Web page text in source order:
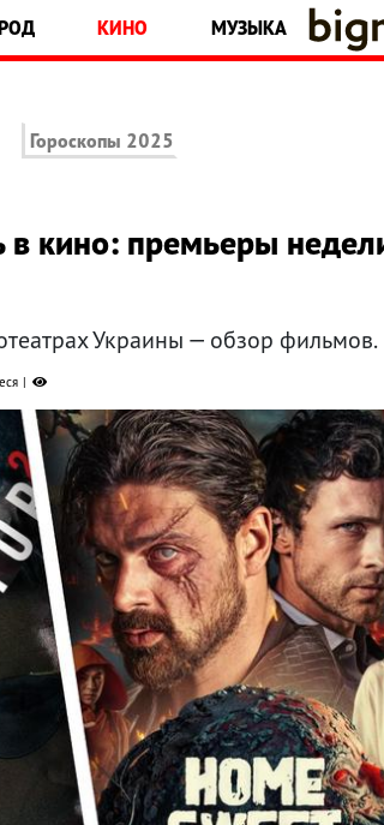
КИНО МУЗЫКА
Гороскопы 2025
в кино: премьеры
Украины — обзор фильмов.